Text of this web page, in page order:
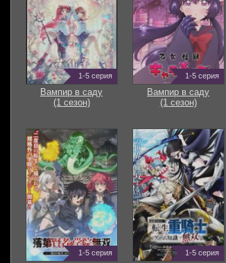
1-5 серия
Вампир в саду
(1 сезон)
1-5 серия
Вампир в саду
(1 сезон)
1-5 серия 1-5 серия